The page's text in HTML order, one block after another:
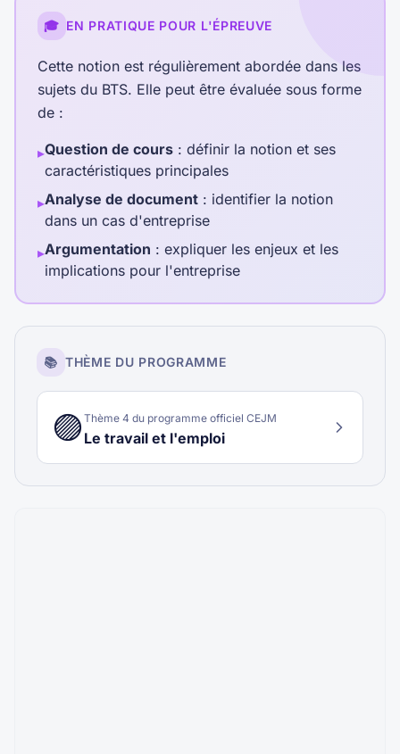
🎓 EN PRATIQUE POUR L'ÉPREUVE
Cette notion est régulièrement abordée dans les
sujets du BTS. Elle peut être évaluée sous forme
de :
▸Question de cours : définir la notion et ses
caractéristiques principales
▸Analyse de document : identifier la notion
dans un cas d'entreprise
▸Argumentation : expliquer les enjeux et les
implications pour l'entreprise
📚 THÈME DU PROGRAMME
🟣 Thème 4 du programme officiel CEJM
Le travail et l'emploi